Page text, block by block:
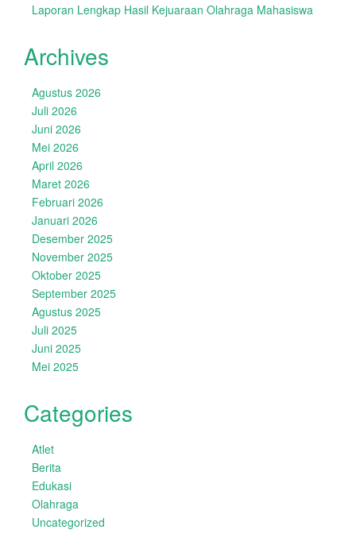
Laporan Lengkap Hasil Kejuaraan Olahraga Mahasiswa
Archives
Agustus 2026
Juli 2026
Juni 2026
Mei 2026
April 2026
Maret 2026
Februari 2026
Januari 2026
Desember 2025
November 2025
Oktober 2025
September 2025
Agustus 2025
Juli 2025
Juni 2025
Mei 2025
Categories
Atlet
Berita
Edukasi
Olahraga
Uncategorized